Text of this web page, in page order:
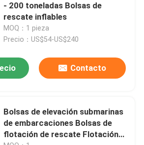
- 200 toneladas Bolsas de
rescate inflables
MOQ：1 pieza
Precio：US$54-US$240
Contacto
Bolsas de elevación submarinas
de embarcaciones Bolsas de
flotación de rescate Flotación